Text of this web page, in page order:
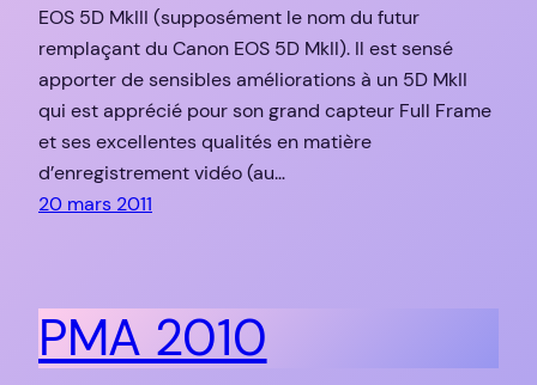
EOS 5D MkIII (supposément le nom du futur
remplaçant du Canon EOS 5D MkII). Il est sensé
apporter de sensibles améliorations à un 5D MkII
qui est apprécié pour son grand capteur Full Frame
et ses excellentes qualités en matière
d’enregistrement vidéo (au…
20 mars 2011
PMA 2010